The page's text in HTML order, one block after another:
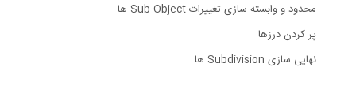
محدود و وابسته سازی تغییرات Sub-Object ها
پر کردن درزها
نهایی سازی Subdivision ها